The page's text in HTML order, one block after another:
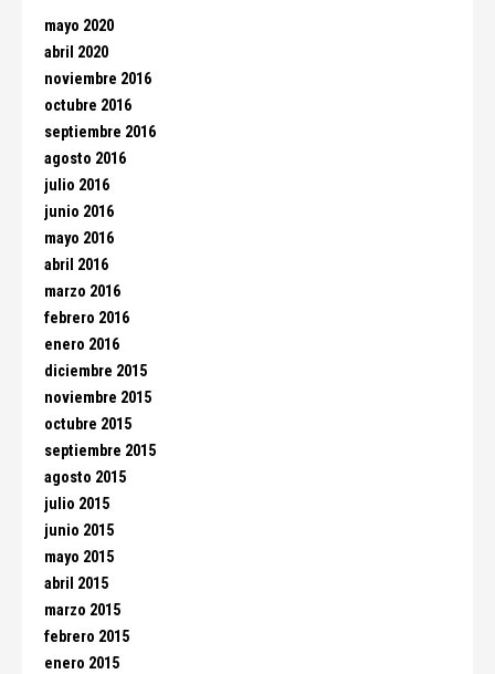
mayo 2020
abril 2020
noviembre 2016
octubre 2016
septiembre 2016
agosto 2016
julio 2016
junio 2016
mayo 2016
abril 2016
marzo 2016
febrero 2016
enero 2016
diciembre 2015
noviembre 2015
octubre 2015
septiembre 2015
agosto 2015
julio 2015
junio 2015
mayo 2015
abril 2015
marzo 2015
febrero 2015
enero 2015